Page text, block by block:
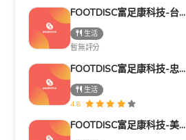
FOOTDISC富足康科技-台大西址店 (舊院區)
生活
暫無評分
FOOTDISC富足康科技-忠孝直營門市
生活
4.8
FOOTDISC富足康科技-美麗華